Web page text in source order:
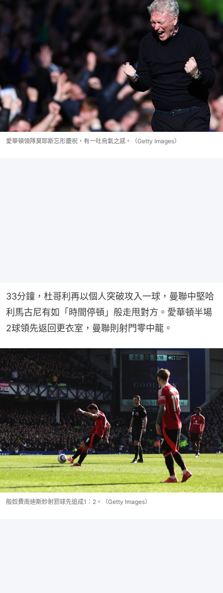
愛華頓領隊莫耶斯忘形慶祝，有一吐烏氣之感。（Getty Images）
33分鐘，杜哥利再以個人突破攻入一球，曼聯中堅哈
利馬古尼有如「時間停頓」般走甩對方。愛華頓半場
2球領先返回更衣室，曼聯則射門零中龍。
般奴費南迪斯妙射罰球先追成1：2。（Getty Images）